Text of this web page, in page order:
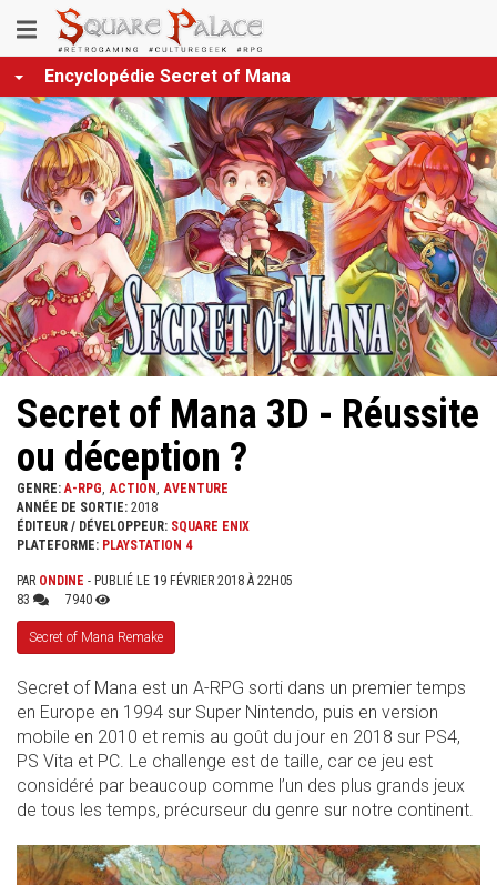
au
contenu
principal
Toggle
navigation
Encyclopédie Secret of Mana
Secret of Mana 3D - Réussite
ou déception ?
GENRE:A-RPG ACTION
AVENTURE
ANNÉE DE SORTIE: 2018
ÉDITEUR / DÉVELOPPEUR: SQUARE ENIX
PLATEFORME: PLAYSTATION 4
PAR ONDINE - PUBLIÉ LE 19 FÉVRIER 2018 À 22H05
83
7940
Secret of Mana Remake
Secret of Mana est un A-RPG sorti dans un premier temps
en Europe en 1994 sur Super Nintendo, puis en version
mobile en 2010 et remis au goût du jour en 2018 sur PS4,
PS Vita et PC. Le challenge est de taille, car ce jeu est
considéré par beaucoup comme l’un des plus grands jeux
de tous les temps, précurseur du genre sur notre continent.
SANS_TITRE_.JPG